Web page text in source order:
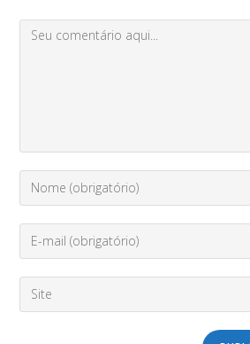
Comment
Digite
seu
ou
nome
de
usuário
para
Enter
your
address
to
Digite